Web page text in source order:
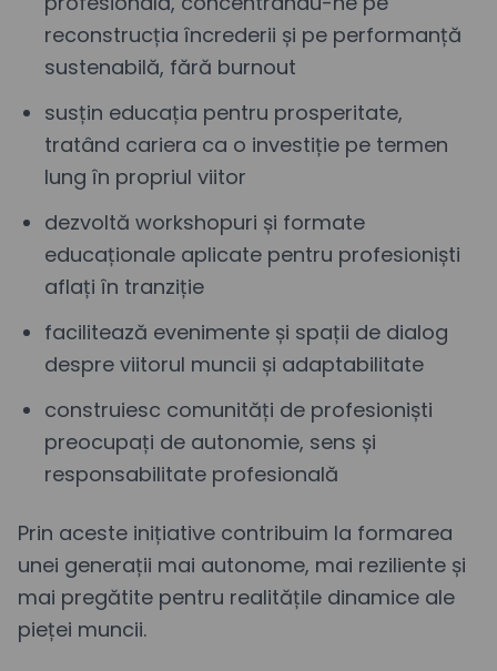
reconstrucția încrederii și pe performanță
sustenabilă, fără burnout
susțin educația pentru prosperitate,
tratând cariera ca o investiție pe termen
lung în propriul viitor
dezvoltă workshopuri și formate
educaționale aplicate pentru profesioniști
aflați în tranziție
facilitează evenimente și spații de dialog
despre viitorul muncii și adaptabilitate
construiesc comunități de profesioniști
preocupați de autonomie, sens și
responsabilitate profesională
Prin aceste inițiative contribuim la formarea
unei generații mai autonome, mai reziliente și
mai pregătite pentru realitățile dinamice ale
pieței muncii.